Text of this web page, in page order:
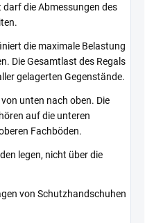
die Abmessungen des
die maximale Belastung
Die Gesamtlast des Regals
gelagerten Gegenstände.
unten nach oben. Die
auf die unteren
Fachböden.
legen, nicht über die
von Schutzhandschuhen